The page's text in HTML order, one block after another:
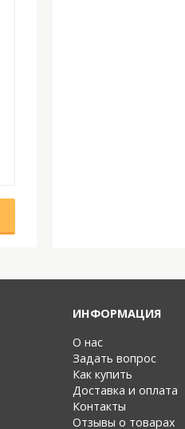
ИНФОРМАЦИЯ
О нас
Задать вопрос
Как купить
Доставка и оплата
Контакты
Отзывы о товарах